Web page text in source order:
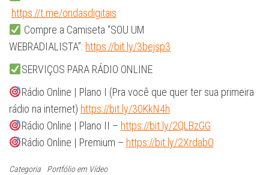
https://t.me/ondasdigitais
Compre a Camiseta “SOU UM
WEBRADIALISTA”: https://bit.ly/3bejsp3
SERVIÇOS PARA RÁDIO ONLINE
Rádio Online | Plano I (Pra você que quer ter sua primeira
rádio na internet) https://bit.ly/30KkN4h
Rádio Online | Plano II – https://bit.ly/2QLBzGG
Rádio Online | Premium – https://bit.ly/2XrdabO
Categoria Portfólio em Vídeo